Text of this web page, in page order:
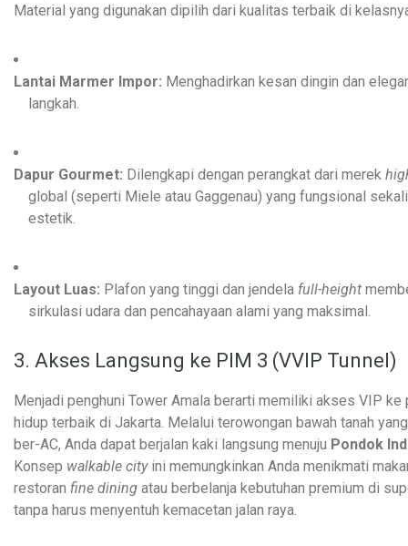
Material yang digunakan dipilih dari kualitas terbaik di
Lantai Marmer Impor: Menghadirkan kesan dingin dan
langkah.
Dapur Gourmet: Dilengkapi dengan perangkat dari merek
global (seperti Miele atau Gaggenau) yang fungsional
estetik.
Layout Luas: Plafon yang tinggi dan jendela full-height
sirkulasi udara dan pencahayaan alami yang maksimal.
3. Akses Langsung ke PIM 3 (VVIP Tunnel)
Menjadi penghuni Tower Amala berarti memiliki akses VIP ke
hidup terbaik di Jakarta. Melalui terowongan bawah tanah
ber-AC, Anda dapat berjalan kaki langsung menuju Pondok
Konsep walkable cityini memungkinkan Anda menikmati
restoran fine dining atau berbelanja kebutuhan premium di
tanpa harus menyentuh kemacetan jalan raya.